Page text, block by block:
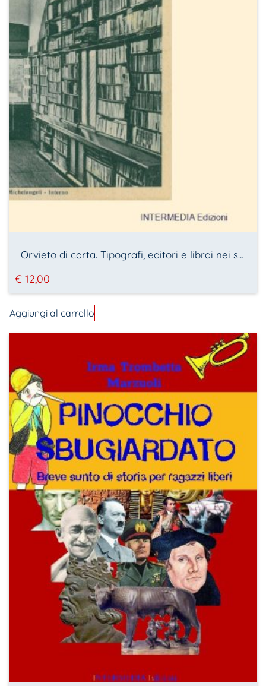
Orvieto di carta. Tipografi, editori e librai nei secoli XIX-XX
€ 12,00
Aggiungi al carrello